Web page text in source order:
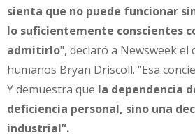
sienta que no puede funcionar
lo suficientemente conscientes
admitirlo", declaró a Newsweek
humanos Bryan Driscoll. “Esa
Y demuestra que la dependencia
deficiencia personal, sino una
industrial”.